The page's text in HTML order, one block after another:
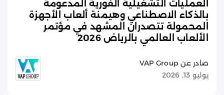
العمليات التشغيلية الفورية المدعومة
بالذكاء الاصطناعي وهيمنة ألعاب الأجهزة
المحمولة تتصدران المشهد في مؤتمر
الألعاب العالمي بالرياض 2026
صادر عن VAP Group
يوليو 13, 2026